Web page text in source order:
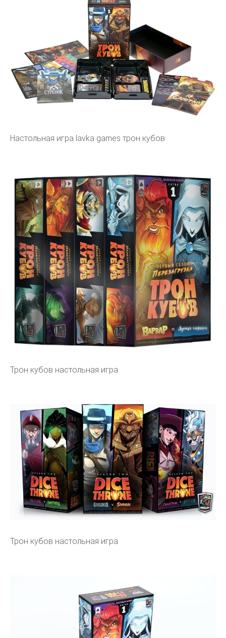
Настольная игра lavka games трон кубов
Трон кубов настольная игра
Трон кубов настольная игра